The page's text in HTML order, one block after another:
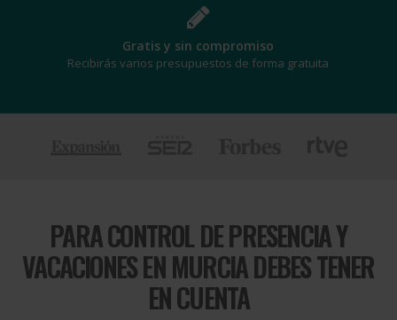
¡Al mejor precio!
Te beneficiarás de los mejores descuentos
PARACONTROL DE PRESENCIA Y
VACACIONES EN MURCIA DEBES TENER
EN CUENTA